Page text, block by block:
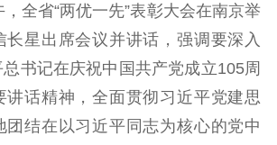
文化文艺
文化惠民
文化传承
体制改革
文化产业
品牌活动 紫艺舞台
省“两优一先”表彰大会在南京举
长星出席会议并讲话，强调要深入
书记在庆祝中国共产党成立105周
讲话精神，全面贯彻习近平党建思
团结在以习近平同志为核心的党中